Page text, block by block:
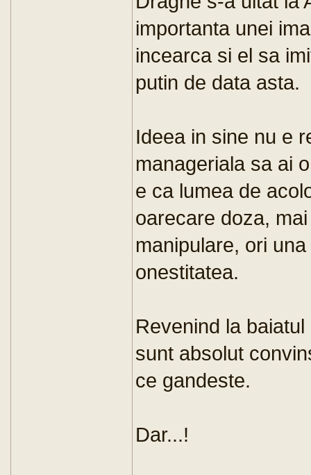
importanta unei
incearca si el sa
putin de data asta.
Ideea in sine nu e
manageriala sa ai
e ca lumea de
oarecare doza,
manipulare, ori
onestitatea.
Revenind la
sunt absolut
ce gandeste.
Dar...!